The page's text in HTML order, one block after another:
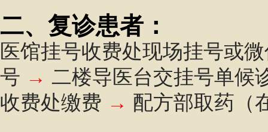
二、复诊患者：
医馆挂号收费处现场挂号或
号 → 二楼导医台交挂号单候
收费处缴费 → 配方部取药